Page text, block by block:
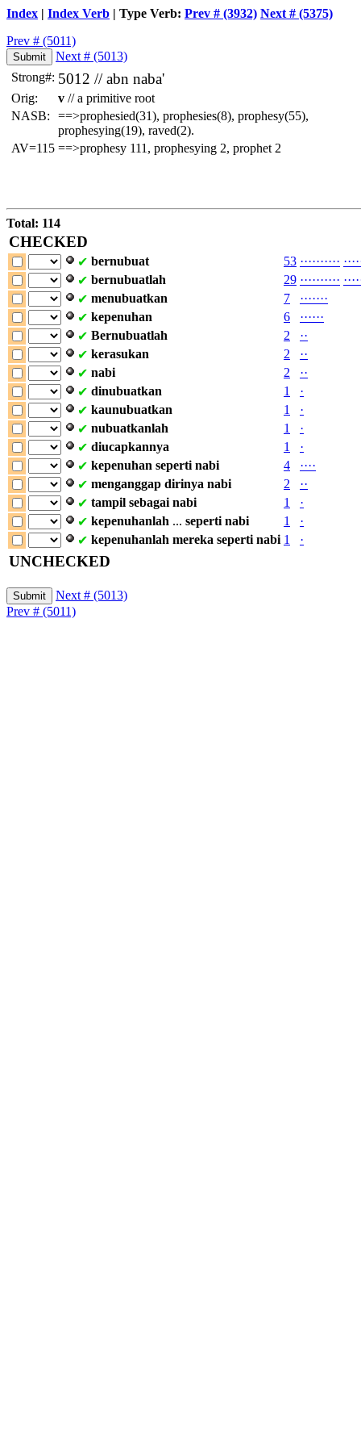
Index | Index Verb | Type Verb: Prev # (3932) Next # (5375)
Prev # (5011)
Next # (5013)
Strong#: 5012 //abn naba'
Orig: v // a primitive root
NASB:
==>prophesied(31), prophesies(8), prophesy(55),
prophesying(19), raved(2).
AV=115 ==>prophesy 111, prophesying 2, prophet 2
Total: 114
CHECKED
✔ bernubuat 53 ·········· ····
✔ bernubuatlah 29 ·········· ····
✔ menubuatkan 7 ·······
✔ kepenuhan 6 ······
✔ Bernubuatlah 2 ··
✔ kerasukan 2 ··
✔ nabi 2 ··
✔ dinubuatkan 1
·
✔ kaunubuatkan 1
·
✔ nubuatkanlah 1
·
✔ diucapkannya 1
·
✔ kepenuhan seperti nabi 4 ····
✔ menganggap dirinya nabi 2 ··
✔ tampil sebagai nabi 1
·
✔ kepenuhanlah ... seperti nabi 1
·
✔ kepenuhanlah mereka seperti nabi 1 ·
UNCHECKED
Next # (5013)
Prev # (5011)